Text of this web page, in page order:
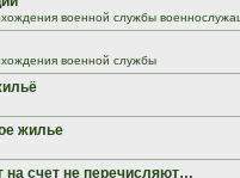
военной службы
военной службы
жилье
на счет не перечисляют…